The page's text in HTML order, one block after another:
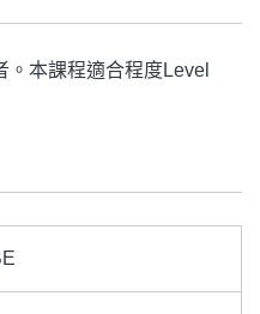
本課程適合程度Level